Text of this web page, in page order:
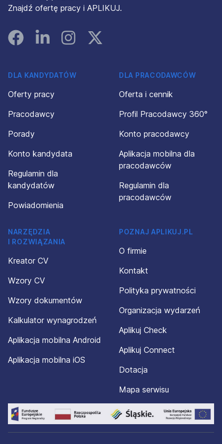
Znajdź ofertę pracy i APLIKUJ.
FacebookLinked InInstagramInstagram
DLA KANDYDATÓW
Oferty pracy
Pracodawcy
Porady
Konto kandydata
Regulamin dla
kandydatów
Powiadomienia
DLA PRACODAWCÓW
Oferta i cennik
Profil Pracodawcy 360°
Konto pracodawcy
Aplikacja mobilna dla
pracodawców
Regulamin dla
pracodawców
NARZĘDZIA
I ROZWIĄZANIA
Kreator CV
Wzory CV
Wzory dokumentów
Kalkulator wynagrodzeń
Aplikacja mobilna Android
Aplikacja mobilna iOS
POZNAJ APLIKUJ.PL
O firmie
Kontakt
Polityka prywatności
Organizacja wydarzeń
Aplikuj Check
Aplikuj Connect
Dotacja
Mapa serwisu